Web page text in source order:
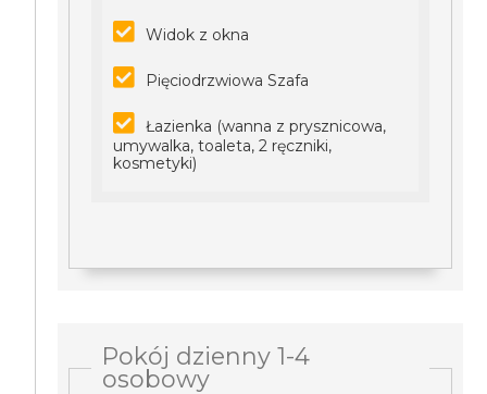
Widok z okna
Pięciodrzwiowa Szafa
Łazienka (wanna z prysznicowa,
umywalka, toaleta, 2 ręczniki,
kosmetyki)
Pokój dzienny 1-4
osobowy